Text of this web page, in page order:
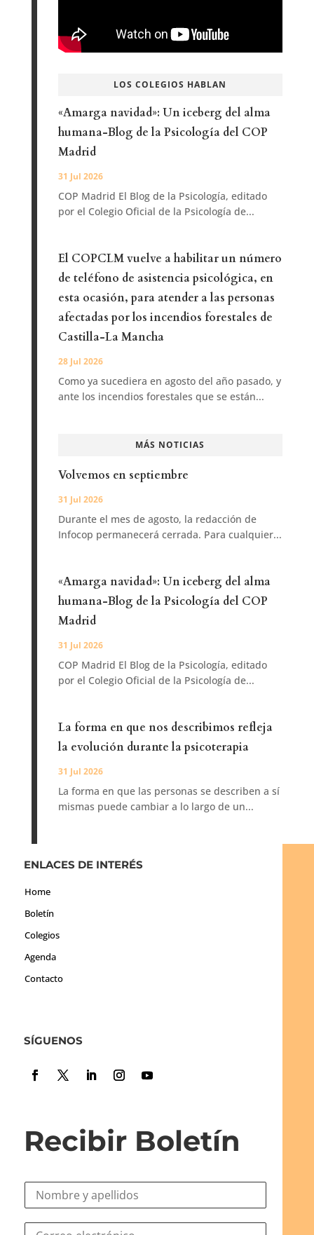
LOS COLEGIOS HABLAN
«Amarga navidad»: Un iceberg del alma
humana-Blog de la Psicología del COP
Madrid
31 Jul 2026
COP Madrid El Blog de la Psicología, editado
por el Colegio Oficial de la Psicología de...
El COPCLM vuelve a habilitar un número
de teléfono de asistencia psicológica, en
esta ocasión, para atender a las personas
afectadas por los incendios forestales de
Castilla-La Mancha
28 Jul 2026
Como ya sucediera en agosto del año pasado, y
ante los incendios forestales que se están...
MÁS NOTICIAS
Volvemos en septiembre
31 Jul 2026
Durante el mes de agosto, la redacción de
Infocop permanecerá cerrada. Para cualquier...
«Amarga navidad»: Un iceberg del alma
humana-Blog de la Psicología del COP
Madrid
31 Jul 2026
COP Madrid El Blog de la Psicología, editado
por el Colegio Oficial de la Psicología de...
La forma en que nos describimos refleja
la evolución durante la psicoterapia
31 Jul 2026
La forma en que las personas se describen a sí
mismas puede cambiar a lo largo de un...
ENLACES DE INTERÉS
Home
Boletín
Colegios
Agenda
Contacto
SÍGUENOS
Recibir Boletín
N
N
C